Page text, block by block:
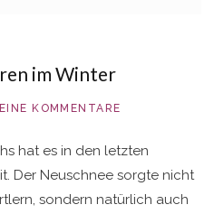
im Winter
KOMMENTARE
hat es in den letzten
Der Neuschnee sorgte nicht
sondern natürlich auch